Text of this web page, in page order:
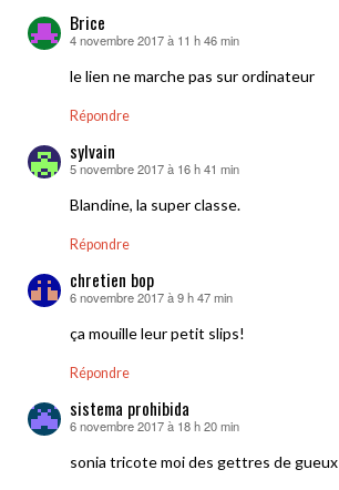
Brice
dit :
4 novembre 2017 à 11 h 46 min
le lien ne marche pas sur ordinateur
Répondre
sylvain
dit :
5 novembre 2017 à 16 h 41 min
Blandine, la super classe.
Répondre
chretien bop
dit :
6 novembre 2017 à 9 h 47 min
ça mouille leur petit slips!
Répondre
sistema prohibida
dit :
6 novembre 2017 à 18 h 20 min
sonia tricote moi des gettres de gueux